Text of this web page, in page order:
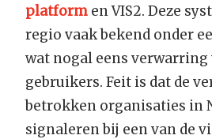
platform en VIS2. Deze
regio vaak bekend onder
wat nogal eens
gebruikers. Feit is dat de
betrokken organisaties in
signaleren bij een van de